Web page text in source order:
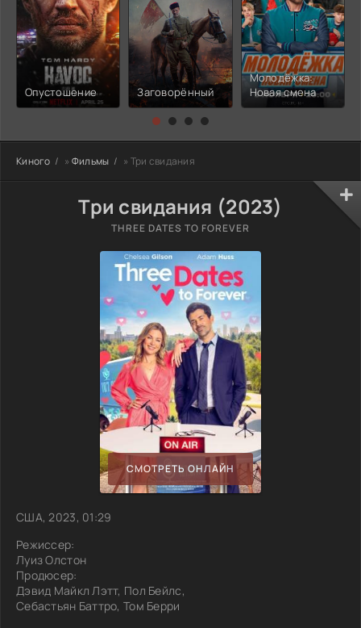
Опустошение Заговорённый
Молодёжка:
Новая смена
Киного » Фильмы » Три свидания
Три свидания (2023)
THREE DATES TO FOREVER
СМОТРЕТЬ ОНЛАЙН
США, 2023, 01:29
Режиссер:
Луиз Олстон
Продюсер:
Дэвид Майкл Лэтт, Пол Бейлс,
Себастьян Баттро, Том Берри